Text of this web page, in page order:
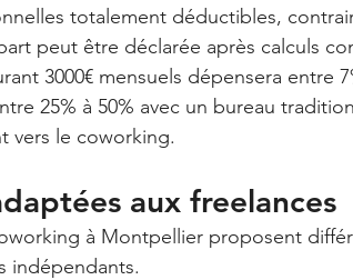
totalement déductibles,
peut être déclarée après calculs
3000€ mensuels dépensera entre
25% à 50% avec un bureau
vers le coworking.
aux freelances
à Montpellier proposent
indépendants.